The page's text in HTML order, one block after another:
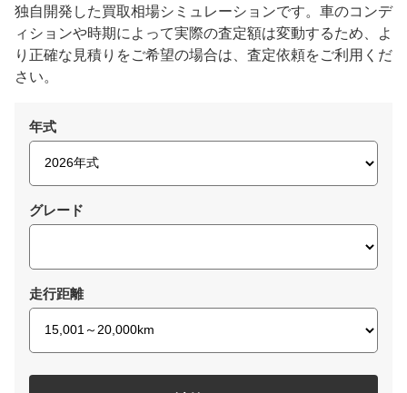
独自開発した買取相場シミュレーションです。車のコンデ
ィションや時期によって実際の査定額は変動するため、よ
り正確な見積りをご希望の場合は、査定依頼をご利用くだ
さい。
年式
グレード
走行距離